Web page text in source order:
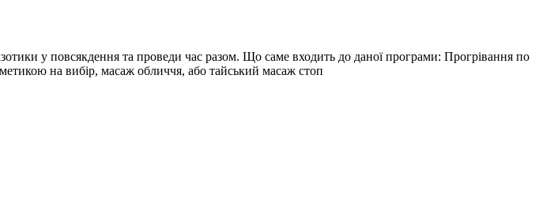
у повсякдення та проведи час разом. Що саме входить до даної програми: Прогрівання по
на вибір, масаж обличчя, або тайський масаж стоп